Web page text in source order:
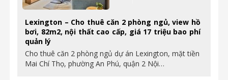
Lexington – Cho thuê căn 2 phòng ngủ, view hồ
bơi, 82m2, nội thất cao cấp, giá 17 triệu bao phí
quản lý
Cho thuê căn 2 phòng ngủ dự án Lexington, mặt tiền
Mai Chí Thọ, phường An Phú, quận 2 Nội…